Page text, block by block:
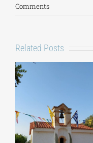
Comments
Related Posts